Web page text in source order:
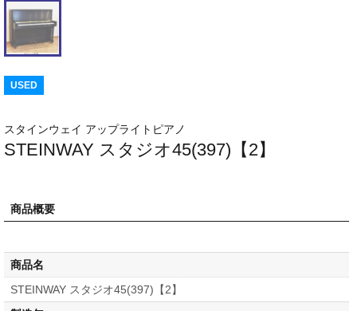
USED
スタインウェイ アップライトピアノ
STEINWAY スタジオ45(397)【2】
商品概要
商品名
STEINWAY スタジオ45(397)【2】